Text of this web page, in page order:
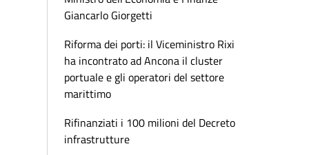
Giancarlo Giorgetti
Riforma dei porti: il Viceministro Rixi
ha incontrato ad Ancona il cluster
portuale e gli operatori del settore
marittimo
Rifinanziati i 100 milioni del Decreto
infrastrutture